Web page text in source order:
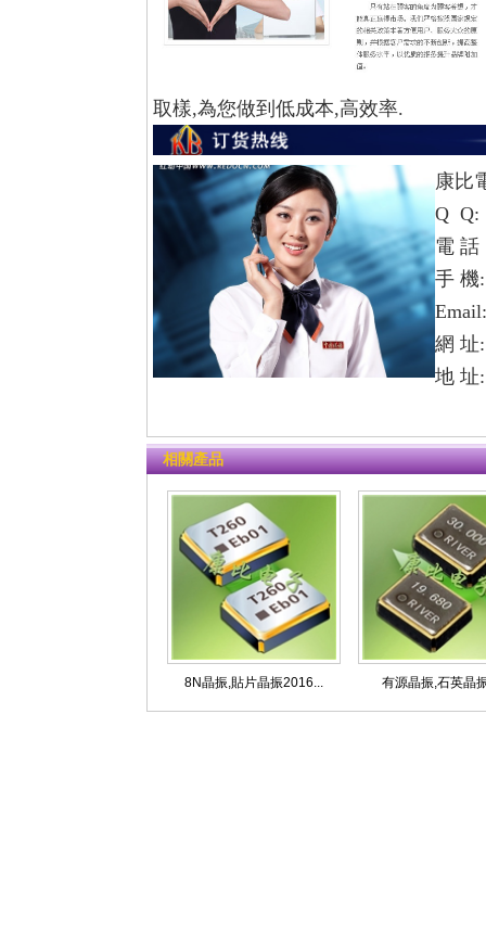
取樣,為您做到低成本,高效率.
康比
Q Q:
電 話
手 機:
網
地 址
相關產品
8N晶振,貼片晶振2016... 有源晶振,石英晶